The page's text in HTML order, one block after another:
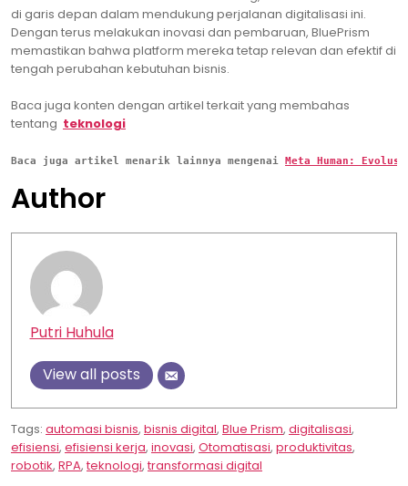
di garis depan dalam mendukung perjalanan digitalisasi ini.
Dengan terus melakukan inovasi dan pembaruan, BluePrism
memastikan bahwa platform mereka tetap relevan dan efektif di
tengah perubahan kebutuhan bisnis.
Baca juga konten dengan artikel terkait yang membahas
tentang teknologi
Baca juga artikel menarik lainnya mengenai Meta Human:
Author
Putri Huhula
View all posts
Tags: automasi bisnis, bisnis digital, Blue Prism, digitalisasi,
efisiensi, efisiensi kerja, inovasi, Otomatisasi, produktivitas,
robotik, RPA,teknologi,transformasi digital